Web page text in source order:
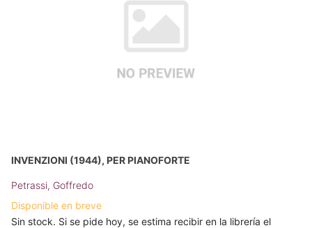
INVENZIONI (1944), PER PIANOFORTE
Petrassi, Goffredo
Disponible en breve
Sin stock. Si se pide hoy, se estima recibir en la librería el